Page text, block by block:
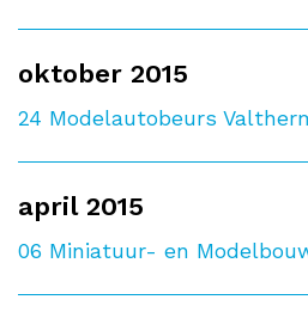
oktober 2015
24 Modelautobeurs
april 2015
06 Miniatuur- en